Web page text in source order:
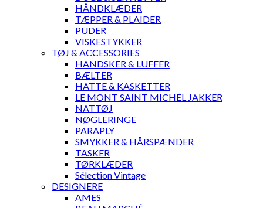
HÅNDKLÆDER
TÆPPER & PLAIDER
PUDER
VISKESTYKKER
TØJ & ACCESSORIES
HANDSKER & LUFFER
BÆLTER
HATTE & KASKETTER
LE MONT SAINT MICHEL JAKKER
NATTØJ
NØGLERINGE
PARAPLY
SMYKKER & HÅRSPÆNDER
TASKER
TØRKLÆDER
Sélection Vintage
DESIGNERE
AMES